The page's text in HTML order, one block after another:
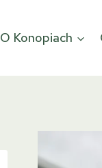
O Konopiach